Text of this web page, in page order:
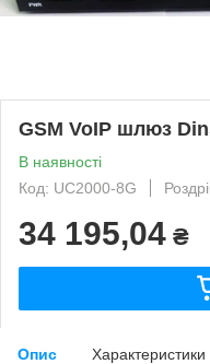
GSM VoIP шлюз
В наявності
Код: UC2000-8G
34 195,04 ₴
Опис Характеристики